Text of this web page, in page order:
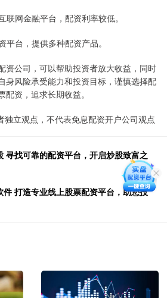
联网金融平台，配资利率较低。
台，提供多种配资产品。
资公司，可以帮助投资者放大收益，同时
身风险承受能力和投资目标，谨慎选择配
资，追求长期收益。
独立观点，不代表免息配资开户公司观点
寻找可靠的配资平台，开启炒股致富之
件 打造专业线上股票配资平台，助您投